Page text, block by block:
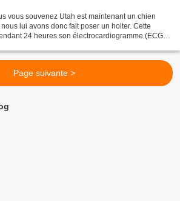
vous souvenez Utah est maintenant un chien
lui avons donc fait poser un holter. Cette
24 heures son électrocardiogramme (ECG).
Page suivante >